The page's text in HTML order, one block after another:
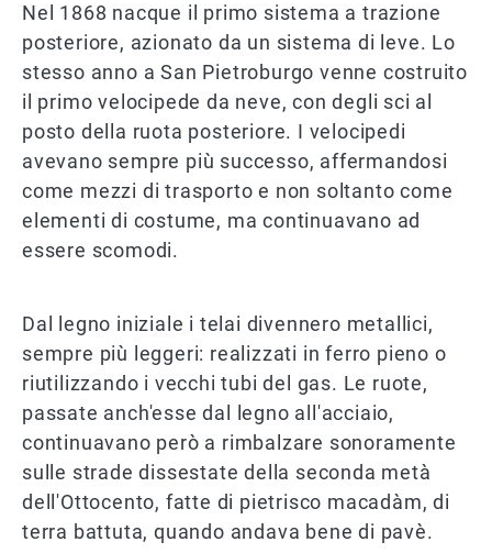
Nel 1868 nacque il primo sistema a trazione
posteriore, azionato da un sistema di leve. Lo
stesso anno a San Pietroburgo venne costruito
il primo velocipede da neve, con degli sci al
posto della ruota posteriore. I velocipedi
avevano sempre più successo, affermandosi
come mezzi di trasporto e non soltanto come
elementi di costume, ma continuavano ad
essere scomodi.
Dal legno iniziale i telai divennero metallici,
sempre più leggeri: realizzati in ferro pieno o
riutilizzando i vecchi tubi del gas. Le ruote,
passate anch'esse dal legno all'acciaio,
continuavano però a rimbalzare sonoramente
sulle strade dissestate della seconda metà
dell'Ottocento, fatte di pietrisco macadàm, di
terra battuta, quando andava bene di pavè.